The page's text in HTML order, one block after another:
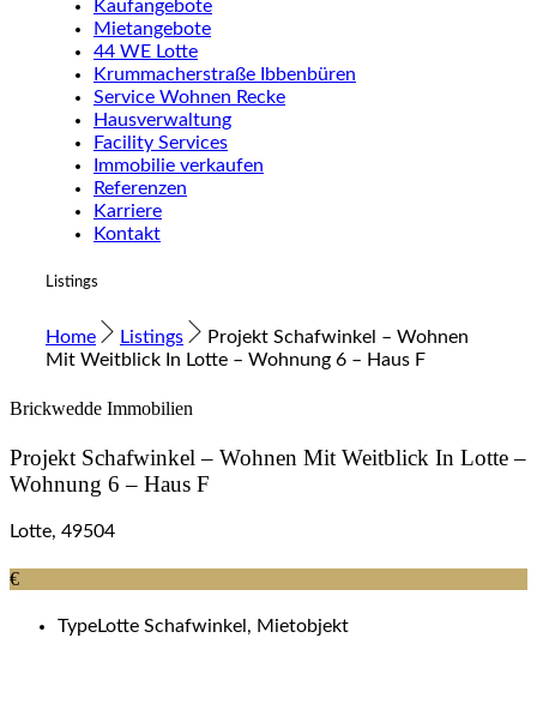
Kaufangebote
Mietangebote
44 WE Lotte
Krummacherstraße Ibbenbüren
Service Wohnen Recke
Hausverwaltung
Facility Services
Immobilie verkaufen
Referenzen
Karriere
Kontakt
Listings
Home Listings
Projekt Schafwinkel – Wohnen
Mit Weitblick In Lotte – Wohnung 6 – Haus F
Brickwedde Immobilien
Projekt Schafwinkel – Wohnen Mit Weitblick In Lotte –
Wohnung 6 – Haus F
Lotte, 49504
€
TypeLotte Schafwinkel, Mietobjekt